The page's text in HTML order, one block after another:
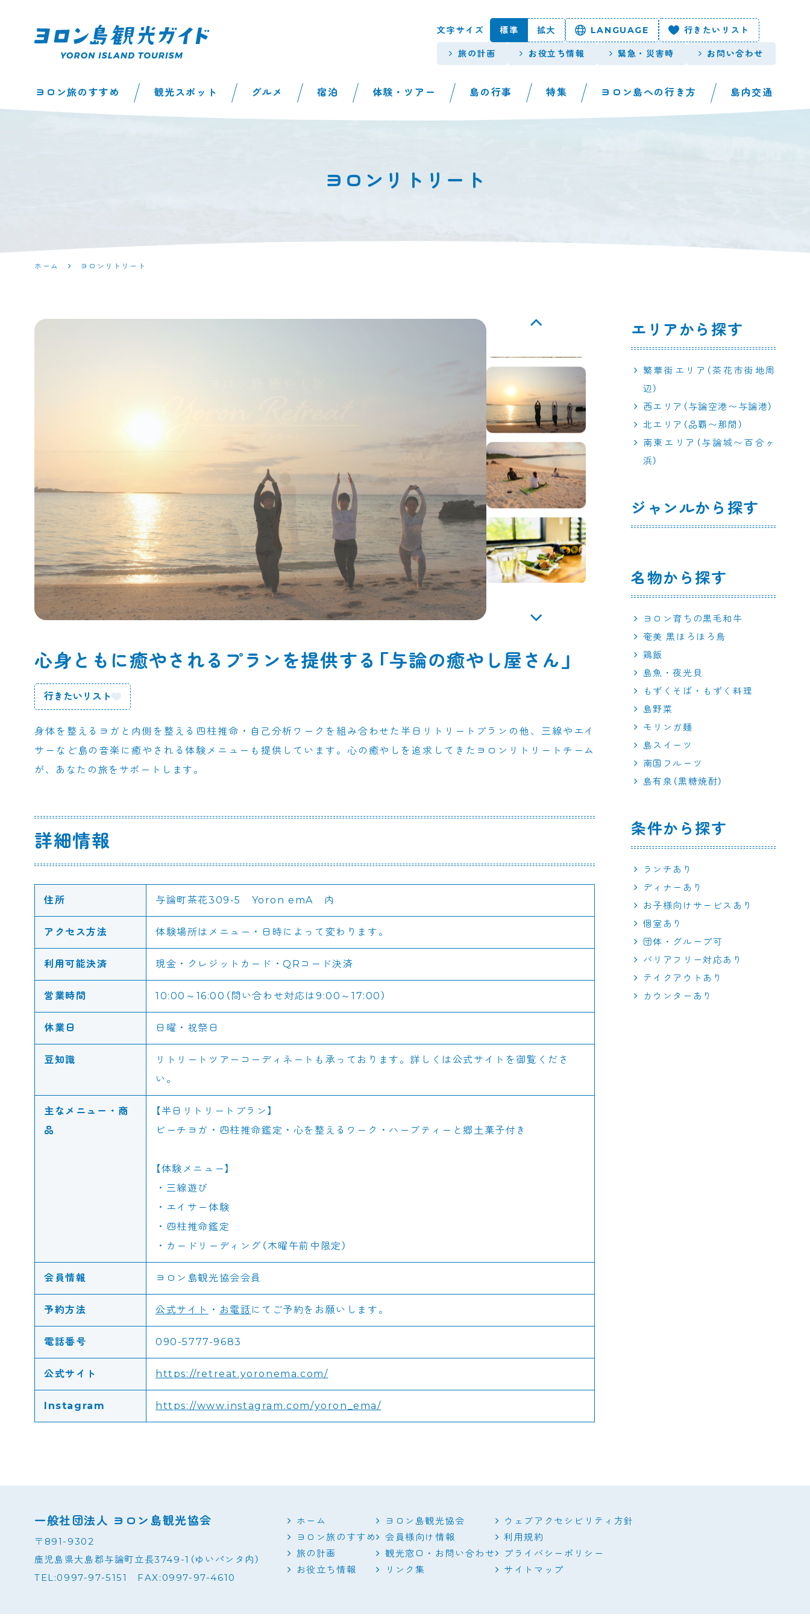
ド | 鹿児島県最南
文字サイズ 標準 拡大 LANGUAGE 行きたいリスト
旅の計画 お役立ち情報 緊急・災害時 お問い合わせ
ヨロン旅のすすめ 観光スポット グルメ 宿泊 体験・ツアー 島の行事 特集 ヨロン島への行き方 島内交通
ヨロンリトリート
ホーム ヨロンリトリート
心身ともに癒やされるプランを提供する「与論の癒やし屋さん」
行きたいリスト
身体を整えるヨガと内側を整える四柱推命・自己分析ワークを組み合わせた半日リトリートプランの他、三線やエイ
サーなど島の音楽に癒やされる体験メニューも提供しています。心の癒やしを追求してきたヨロンリトリートチーム
が、あなたの旅をサポートします。
詳細情報
住所 与論町茶花309-5 Yoron emA 内
アクセス方法 体験場所はメニュー・日時によって変わります。
利用可能決済 現金・クレジットカード・QRコード決済
営業時間 10:00～16:00（問い合わせ対応は9:00～17:00）
休業日 日曜・祝祭日
豆知識
リトリートツアーコーディネートも承っております。詳しくは公式サイトを御覧くださ
い。
主なメニュー・商
品
【半日リトリートプラン】
ビーチヨガ・四柱推命鑑定・心を整えるワーク・ハーブティーと郷土菓子付き
【体験メニュー】
・三線遊び
・エイサー体験
・四柱推命鑑定
・カードリーディング（木曜午前中限定）
会員情報 ヨロン島観光協会会員
予約方法 公式サイト ・ お電話 にてご予約をお願いします。
電話番号 090-5777-9683
公式サイト https://retreat.yoronema.com/
Instagram https://www.instagram.com/yoron_ema/
エリアから探す
繁華街エリア（茶花市街地周
辺）
西エリア（与論空港〜与論港）
北エリア（品覇〜那間）
南東エリア（与論城〜百合ヶ
浜）
ジャンルから探す
名物から探す
ヨロン育ちの黒毛和牛
奄美 黒ほろほろ鳥
鶏飯
島魚・夜光貝
もずくそば・もずく料理
島野菜
モリンガ麺
島スイーツ
南国フルーツ
島有泉（黒糖焼酎）
条件から探す
ランチあり
ディナーあり
お子様向けサービスあり
個室あり
団体・グループ可
バリアフリー対応あり
テイクアウトあり
カウンターあり
一般社団法人 ヨロン島観光協会
〒891-9302
鹿児島県大島郡与論町立長3749-1（ゆいパンタ内）
TEL:0997-97-5151 FAX:0997-97-4610
ホーム
ヨロン旅のすすめ
旅の計画
お役立ち情報
ヨロン島観光協会
会員様向け情報
観光窓口・お問い合わせ
リンク集
ウェブアクセシビリティ方針
利用規約
プライバシーポリシー
サイトマップ